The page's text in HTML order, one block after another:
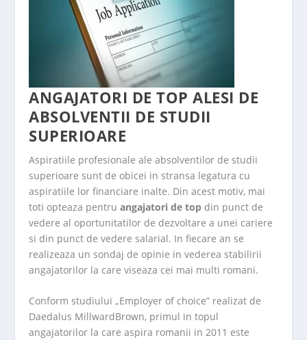
ANGAJATORI DE TOP ALESI DE
ABSOLVENTII DE STUDII
SUPERIOARE
Aspiratiile profesionale ale absolventilor de studii
superioare sunt de obicei in stransa legatura cu
aspiratiile lor financiare inalte. Din acest motiv, mai
toti opteaza pentruangajatori de top din punct de
vedere al oportunitatilor de dezvoltare a unei cariere
si din punct de vedere salarial. In fiecare an se
realizeaza un sondaj de opinie in vederea stabilirii
angajatorilor la care viseaza cei mai multi romani.
Conform studiului „Employer of choice” realizat de
Daedalus MillwardBrown, primul in topul
angajatorilor la care aspira romanii in 2011 este